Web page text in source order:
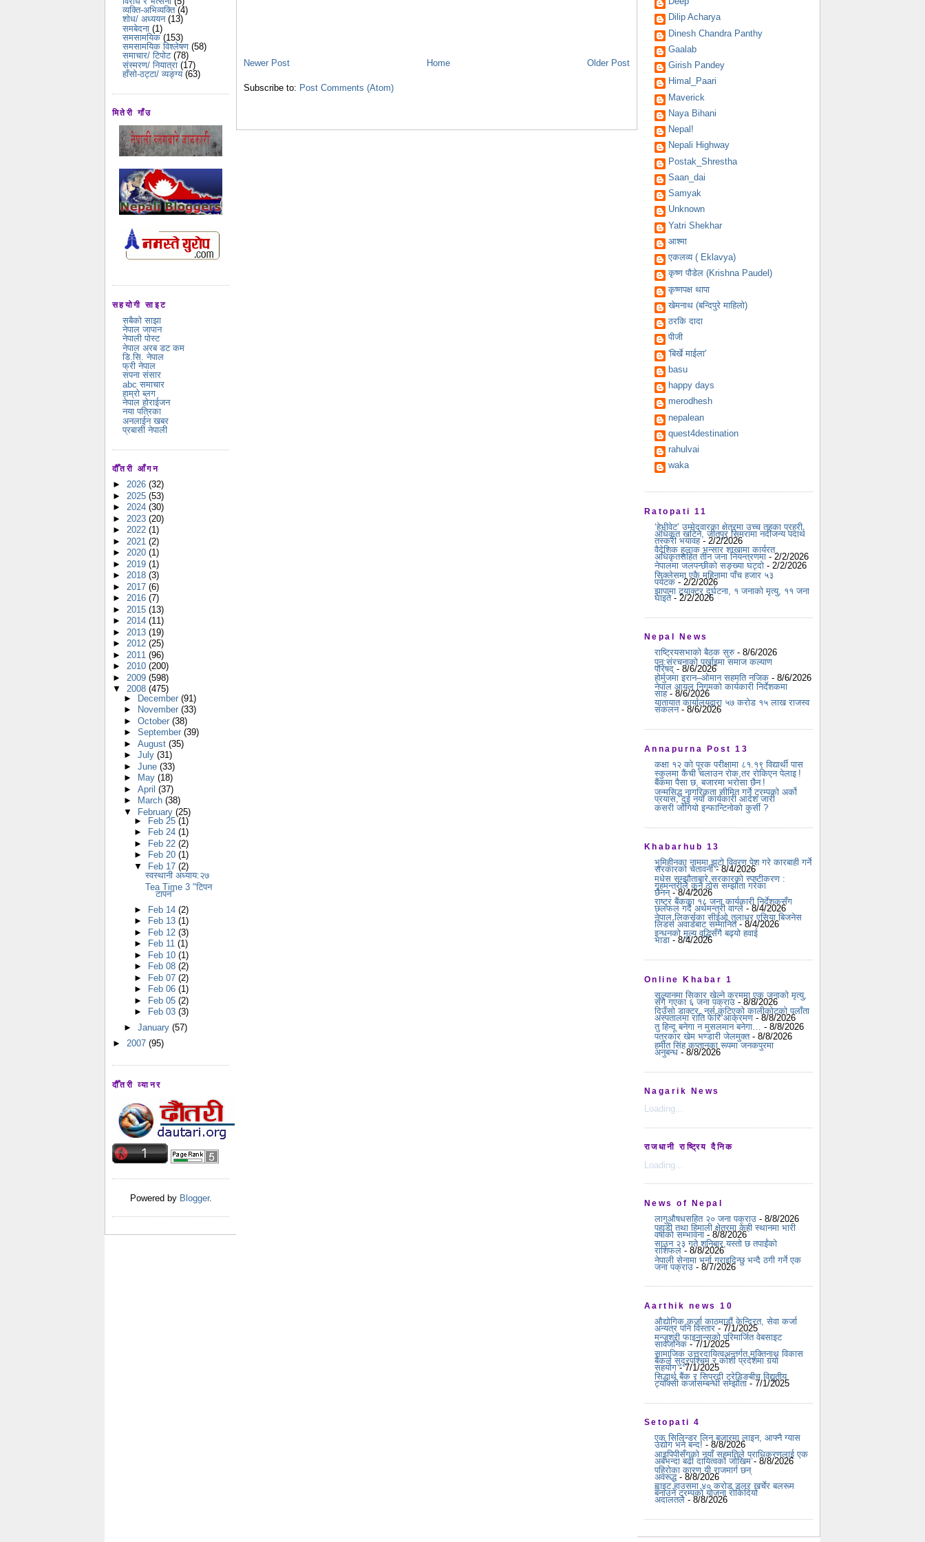
व्यक्ति-अभिव्यक्ति (4)
शोध/ अध्ययन (13)
समबेदना (1)
समसामयिक (153)
समसामयिक विश्लेषण (58)
समाचार/ टिपोट (78)
संस्मरण/ नियात्रा (17)
हाँसो-ठट्टा/ व्यङ्ग्य (63)
मितेरी गाँउ
सहयोगी साइट
सबैको साझा
नेपाल जापान
नेपाली पोस्ट
नेपाल अरब डट कम
डि.सि. नेपाल
फ्री नेपाल
सपना संसार
abc समाचार
हाम्रो ब्लग
नेपाल होराईजन
नया पत्रिका
अनलाईन खबर
प्रबासी नेपाली
दौँतरी आँगन
► 2026 (32)
► 2025 (53)
► 2024 (30)
► 2023 (20)
► 2022 (1)
► 2021 (2)
► 2020 (1)
► 2019 (1)
► 2018 (3)
► 2017 (6)
► 2016 (7)
► 2015 (13)
► 2014 (11)
► 2013 (19)
► 2012 (25)
► 2011 (96)
► 2010 (200)
► 2009 (598)
▼ 2008 (475)
► December (91)
►
November (33)
► October (38)
► September (39)
► August (35)
► July (31)
► June (33)
►
May (18)
► April (37)
►
March (38)
▼ February (25)
►
Feb 25(1)
►
Feb 24(1)
►
Feb 22(2)
►
Feb 20(1)
▼
Feb 17(2)
स्वस्थानी अध्याय:२७
Tea Time 3 "टिपन
टापन"
► Feb 14(2)
►
Feb 13(1)
► Feb 12(3)
►
Feb 11(1)
► Feb 10(1)
►
Feb 08(2)
► Feb 07(2)
►
Feb 06(1)
► Feb 05(2)
►
Feb 03(3)
► January (57)
► 2007 (95)
दौँतरी व्यानर
Powered by Blogger.
Newer Post Older Post
Home
Subscribe to: Post Comments (Atom)
Dilip Acharya
Dinesh Chandra Panthy
Gaalab
Girish Pandey
Himal_Paari
Maverick
Naya Bihani
Nepal!
Nepali Highway
Postak_Shrestha
Saan_dai
Samyak
Unknown
Yatri Shekhar
आश्मा
एकलव्य ( Eklavya)
कृष्ण पौडेल (Krishna Paudel)
कृष्णपक्ष थापा
खेमनाथ (बन्दिपुरे माहिलो)
ठरकि दादा
पीजी
'बिर्खे माईला'
basu
happy days
merodhesh
nepalean
quest4destination
rahulvai
waka
Ratopati 11
‘हेभीवेट’ उम्मेदवारका क्षेत्रमा उच्च तहका प्रहरी
अधिकृत खटिने, जीतपुर सिमरामा नदीजन्य पदार्थ
तस्करी भयावह- 2/2/2026
वैदेशिक हुलाक भन्सार शाखामा कार्यरत
अधिकृतसहित तीन जना नियन्त्रणमा - 2/2/2026
नेपालमा जलपन्छीको सङ्ख्या घट्दो - 2/2/2026
सिक्लेसमा एकै महिनामा पाँच हजार ५३
पर्यटक- 2/2/2026
झापामा ट्र्याक्टर दुर्घटना, १ जनाको मृत्यु, ११ जना
घाइते- 2/2/2026
Nepal News
राष्ट्रियसभाको बैठक सुरु- 8/6/2026
पुन:संरचनाको पर्खाइमा समाज कल्याण
परिषद्- 8/6/2026
होर्मुजमा इरान–ओमान सहमति नजिक - 8/6/2026
नेपाल आयल निगमको कार्यकारी निर्देशकमा
साह- 8/6/2026
यातायात कार्यालयद्वारा ५७ करोड १५ लाख राजस्व
संकलन- 8/6/2026
Annapurna Post 13
कक्षा १२ को पूरक परीक्षामा ८१.१९ विद्यार्थी पास
स्कुलमा कैंची चलाउन रोक,तर रोकिएन पेलाइ !
बैंकमा पैसा छ, बजारमा भरोसा छैन !
जन्मसिद्ध नागरिकता सीमित गर्ने ट्रम्पको अर्को
प्रयास, दुई नयाँ कार्यकारी आदेश जारी
कसरी जोगियो इन्फान्टिनोको कुर्सी ?
Khabarhub 13
भूमिहीनका नाममा झूटो विवरण पेश गरे कारबाही गर्ने
सरकारको चेतावनी- 8/4/2026
मधेस सम्झौताबारे सरकारको स्पष्टीकरण :
गृहमन्त्रीले कुनै ठोस सम्झौता गरेका
छैनन्- 8/4/2026
राष्ट्र बैंकका १८ जना कार्यकारी निर्देशकसँग
छलफल गर्दै अर्थमन्त्री वाग्ले - 8/4/2026
नेपाल लिकर्सका सीईओ तुलाधर एसिया बिजनेस
लिडर्स अवार्डबाट सम्मानित- 8/4/2026
इन्धनको मूल्य वृद्धिसँगै बढ्यो हवाई
भाडा - 8/4/2026
Online Khabar 1
सल्यानमा सिकार खेल्ने क्रममा एक जनाको मृत्यु,
सँगै गएका ६ जना पक्राउ - 8/8/2026
दिउँसो डाक्टर, नर्स कुटिएको कालीकोटको पलाँता
अस्पतालमा राति फेरि आक्रमण - 8/8/2026
तु हिन्दू बनेगा न मुसलमान बनेगा… - 8/8/2026
पत्रकार खेम भण्डारी जेलमुक्त- 8/8/2026
हर्मीत सिंह कप्तानका रूपमा जनकपुरमा
अनुबन्ध - 8/8/2026
Nagarik News
Loading...
राजधानी राष्ट्रिय दैनिक
Loading...
News of Nepal
लागुऔषधसहित २० जना पक्राउ - 8/8/2026
पहाडी तथा हिमाली क्षेत्रमा केही स्थानमा भारी
वर्षाको सम्भावना - 8/8/2026
साउन २३ गते शनिबार,यस्तो छ तपाईंको
राशिफल- 8/8/2026
नेपाली सेनामा भर्ना गराइदिन्छु भन्दै ठगी गर्ने एक
जना पक्राउ- 8/7/2026
Aarthik news 10
औद्योगिक कर्जा काठमाडौं केन्द्रित, सेवा कर्जा
अन्यत्र पनि विस्तार - 7/1/2025
मन्जुश्री फाइनान्सको परिमार्जित वेबसाइट
सार्वजनिक - 7/1/2025
सामाजिक उत्तरदायित्वअन्तर्गत मुक्तिनाथ विकास
बैंकले सुदूरपश्चिम र कोशी प्रदेशमा गर्‍यो
सहयोग- 7/1/2025
सिद्धार्थ बैंक र सिप्रदी ट्रेडिङबीच विद्युतीय
ट्याक्सी कर्जासम्बन्धी सम्झौता - 7/1/2025
Setopati 4
एक सिलिन्डर लिन बजारमा लाइन, आफ्नै ग्यास
उद्योग भने बन्द! - 8/8/2026
आइपिपीसँगको नयाँ सहमतिले प्राधिकरणलाई एक
अर्बभन्दा बढी दायित्वको जोखिम- 8/8/2026
पहिरोका कारण यी राजमार्ग छन्
अवरूद्ध- 8/8/2026
ह्वाइट हाउसमा ४० करोड डलर खर्चेर बलरूम
बनाउने ट्रम्पको योजना रोकिदियो
अदालतले - 8/8/2026